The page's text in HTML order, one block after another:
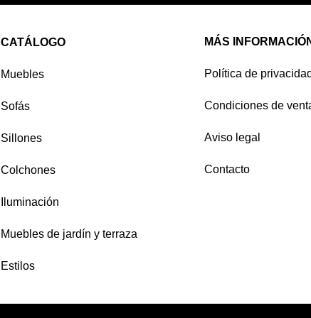
CATÁLOGO
Muebles
Sofás
Sillones
Colchones
Iluminación
Muebles de jardín y terraza
Estilos
MÁS
Política de privacidad
Condiciones de
Aviso legal
Contacto